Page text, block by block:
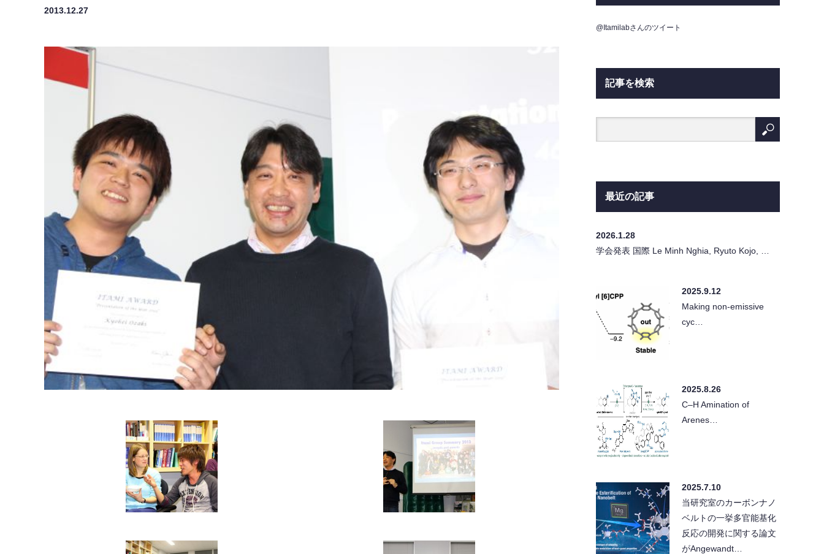
2013.12.27
@Itamilabさんのツイート
記事を検索
最近の記事
2026.1.28
学会発表 国際 Le Minh Nghia, Ryuto Kojo, …
2025.9.12
Making non-emissive
cyc…
2025.8.26
C–H Amination of
Arenes…
2025.7.10
当研究室のカーボンナノ
ベルトの一挙多官能基化
反応の開発に関する論文
がAngewandt…